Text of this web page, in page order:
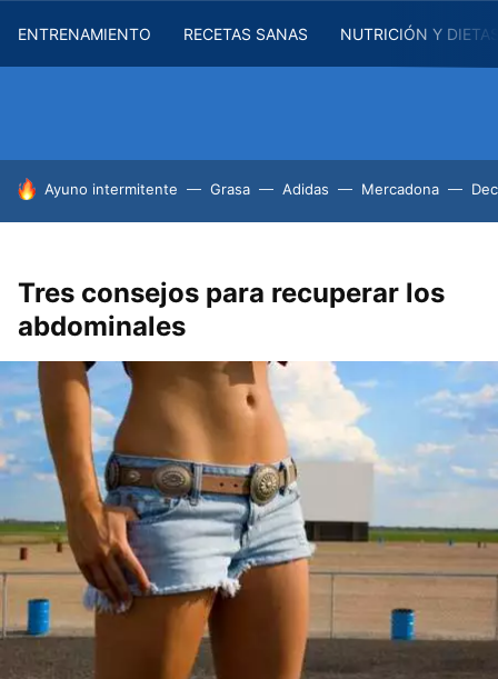
ENTRENAMIENTO RECETAS SANAS NUTRICIÓN Y
HOY SE HABLA DE
Ayuno intermitente Grasa Adidas Mercadona
Tres consejos para recuperar los
abdominales